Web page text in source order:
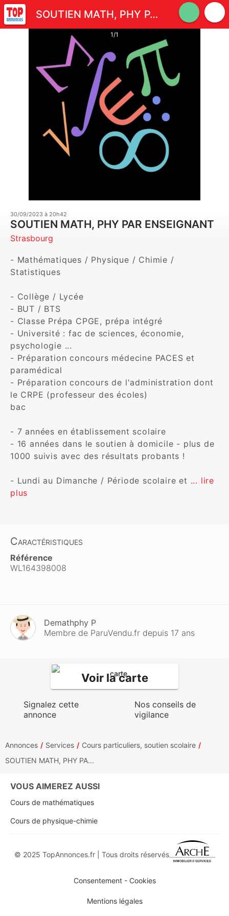
SOUTIEN MATH, PHY PAR ENSEIGNANT
1/1
30/09/2023 à 20h42
SOUTIEN MATH, PHY PAR ENSEIGNANT
Strasbourg
- Mathématiques / Physique / Chimie /
Statistiques
- Collège / Lycée
- BUT / BTS
- Classe Prépa CPGE, prépa intégré
- Université : fac de sciences, économie,
psychologie ...
- Préparation concours médecine PACES et
paramédical
- Préparation concours de l'administration dont
le CRPE (professeur des écoles)
bac
- 7 années en établissement scolaire
- 16 années dans le soutien à domicile - plus de
1000 suivis avec des résultats probants !
- Lundi au Dimanche / Période scolaire et ... lire
plus
Caractéristiques
Référence
WL164398008
Demathphy P
Membre de ParuVendu.fr depuis 17 ans
Voir la carte
Signalez cette
annonce
Nos conseils de
vigilance
Annonces Services
Cours particuliers, soutien scolaire
SOUTIEN MATH, PHY PA...
VOUS AIMEREZ AUSSI
Cours de mathématiques
Cours de physique-chimie
© 2025 TopAnnonces.fr | Tous droits réservés
Consentement - Cookies
Mentions légales